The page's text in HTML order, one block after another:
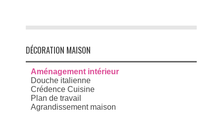
DÉCORATION MAISON
Aménagement intérieur
Douche italienne
Crédence Cuisine
Plan de travail
Agrandissement maison